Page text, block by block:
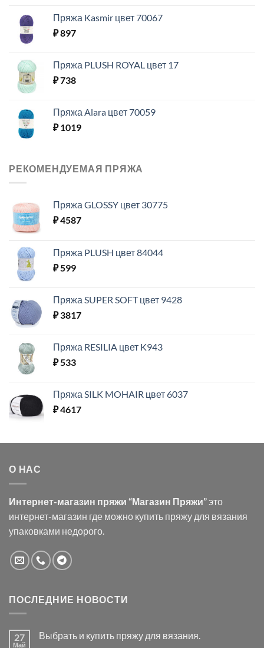
Пряжа Kasmir цвет 70067
₽897
Пряжа PLUSH ROYAL цвет 17
₽738
Пряжа Alara цвет 70059
₽1019
РЕКОМЕНДУЕМАЯ ПРЯЖА
Пряжа GLOSSY цвет 30775
₽4587
Пряжа PLUSH цвет 84044
₽599
Пряжа SUPER SOFT цвет 9428
₽3817
Пряжа RESILIA цвет K943
₽533
Пряжа SILK MOHAIR цвет 6037
₽4617
О НАС
Интернет-магазин пряжи “Магазин Пряжи”это
интернет-магазин где можно купить пряжу для вязания
упаковками недорого.
ПОСЛЕДНИЕ НОВОСТИ
27
Май
Выбрать и купить пряжу для вязания.